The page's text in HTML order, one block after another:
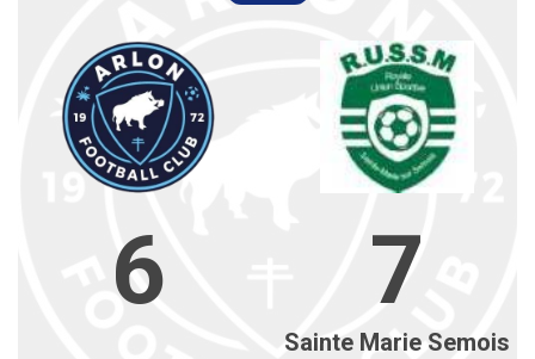
6 7
Sainte Marie Semois